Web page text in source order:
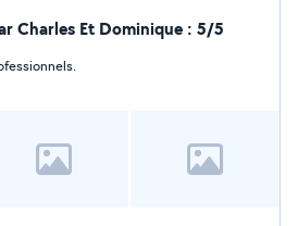
Charles Et Dominique : 5/5